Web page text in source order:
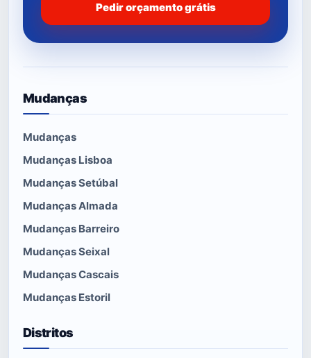
Pedir orçamento grátis
Mudanças
Mudanças
Mudanças Lisboa
Mudanças Setúbal
Mudanças Almada
Mudanças Barreiro
Mudanças Seixal
Mudanças Cascais
Mudanças Estoril
Distritos